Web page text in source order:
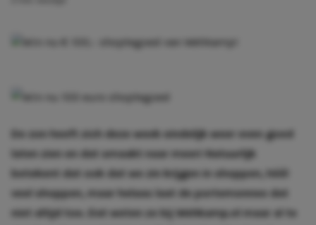
De zon heeft zich deze week eindelijk weer even goed
laten zien en dat smaakt naar meer! Natuurlijk
betekent dat ook dat we zin krijgen in shoppen, héél
veel shoppen, maar helaas laat de portemonnee dat
niet altijd toe. Dat weten ze bij Wehkamp.nl maar al te